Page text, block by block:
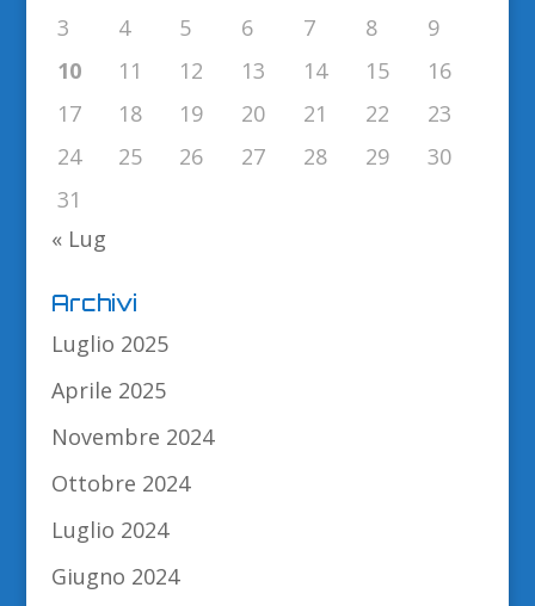
3
4 5 6 7 8
9
10
11 12 13 14 15
16
17
18 19 20 21 22
23
24
25 26 27 28 29
30
31
« Lug
Archivi
Luglio 2025
Aprile 2025
Novembre 2024
Ottobre 2024
Luglio 2024
Giugno 2024